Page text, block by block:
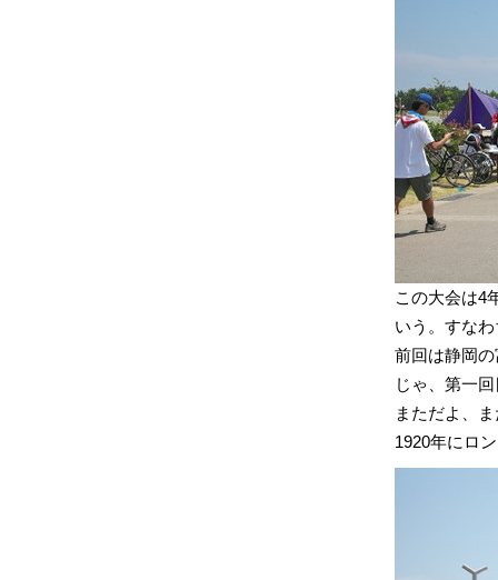
この大会は4
いう。すな
前回は静岡
じゃ、第一
まただよ、
1920年にロ